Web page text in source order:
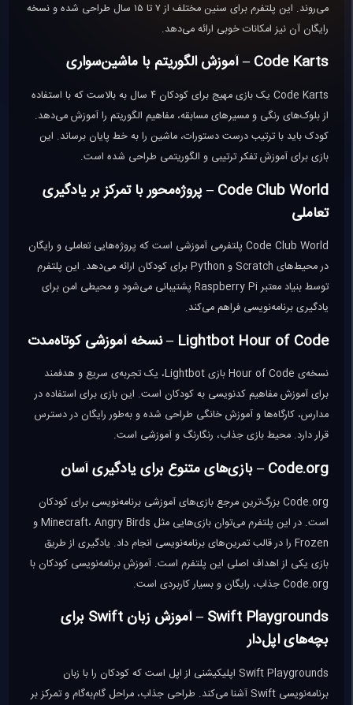
می‌روند. این پلتفرم برای سنین مختلف از ۷ تا ۱۵ سال طراحی شده و نسخه
رایگان آن نیز امکانات خوبی ارائه می‌دهد.
Code Karts – آموزش الگوریتم با ماشین‌سواری
Code Karts یک بازی مهیج برای کودکان ۴ سال به بالاست که با استفاده
از بلوک‌های رنگی و مسیرهای مسابقه، مفاهیم الگوریتم را آموزش می‌دهد.
کودک باید با ترتیب درست دستورات، ماشین را به خط پایان برساند. این
بازی برای آموزش تفکر ترتیبی و الگوریتمی طراحی شده است.
Code Club World – پروژه‌محور با تمرکز بر یادگیری
تعاملی
Code Club World پلتفرمی آموزشی است که پروژه‌هایی تعاملی و رایگان
در محیط‌های Scratch و Python برای کودکان ارائه می‌دهد. این پلتفرم
توسط بنیاد معتبر Raspberry Pi پشتیبانی می‌شود و محیطی امن برای
یادگیری برنامه‌نویسی فراهم می‌کند.
Lightbot Hour of Code – نسخه آموزشی کوتاه‌مدت
نسخه‌ی Hour of Code بازی Lightbot، یک تجربه‌ی سریع و هدفمند
برای آموزش مفاهیم کدنویسی به کودکان است. این بازی برای استفاده در
مدارس، کارگاه‌ها و آموزش خانگی طراحی شده و به‌طور رایگان در دسترس
قرار دارد. محیط بازی جذاب، رنگارنگ و آموزشی است.
Code.org – بازی‌های متنوع برای یادگیری آسان
Code.org بزرگ‌ترین مرجع بازی‌های آموزشی برنامه‌نویسی برای کودکان
است. در این پلتفرم می‌توان بازی‌هایی مثل Minecraft، Angry Birds و
Frozen را در قالب تمرین‌های برنامه‌نویسی انجام داد. یادگیری از طریق
بازی یکی از اهداف اصلی این پلتفرم است. آموزش برنامه‌نویسی کودکان با
Code.org جذاب، رایگان و بسیار کاربردی است.
Swift Playgrounds – آموزش زبان Swift برای
بچه‌های اپل‌دار
Swift Playgrounds اپلیکیشنی از اپل است که کودکان را با زبان
برنامه‌نویسی Swift آشنا می‌کند. طراحی جذاب، مراحل گام‌به‌گام و تمرکز بر